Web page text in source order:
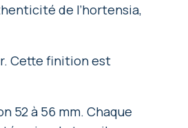
de l’hortensia,
Cette finition est
52 à 56 mm. Chaque